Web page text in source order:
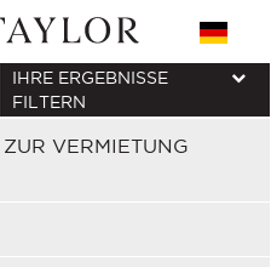
VERMIETUNG
IHRE ERGEBNISSE
FILTERN